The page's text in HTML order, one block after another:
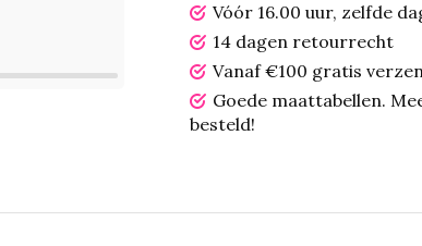
Vóór 16.00 uur, zelfde
14 dagen retourrecht
Vanaf €100 gratis
Goede maattabellen.
besteld!